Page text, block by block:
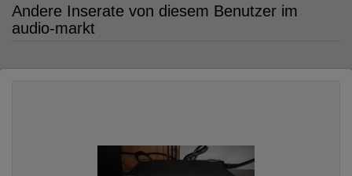
Andere Inserate von diesem Benutzer im
audio-markt